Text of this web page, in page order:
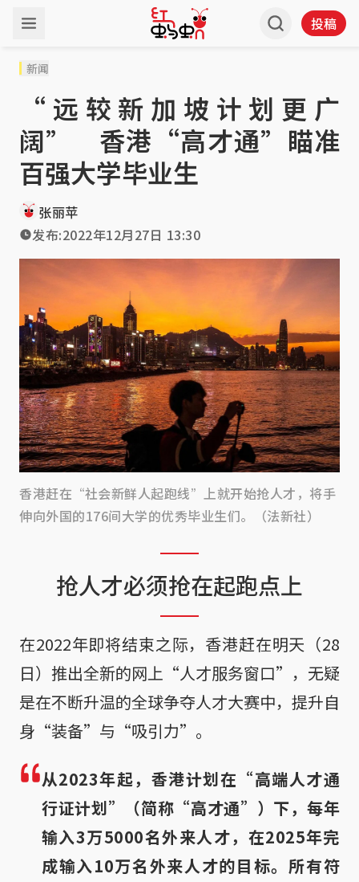
投稿
新闻
“远较新加坡计划更广
阔” 香港“高才通”瞄准
百强大学毕业生
张丽苹
发布:2022年12月27日 13:30
香港赶在“社会新鲜人起跑线”上就开始抢人才，将手
伸向外国的176间大学的优秀毕业生们。（法新社）
抢人才必须抢在起跑点上
在2022年即将结束之际，香港赶在明天（28
日）推出全新的网上“人才服务窗口”，无疑
是在不断升温的全球争夺人才大赛中，提升自
身“装备”与“吸引力”。
从2023年起，香港计划在“高端人才通
行证计划”（简称“高才通”）下，每年
输入3万5000名外来人才，在2025年完
成输入10万名外来人才的目标。所有符